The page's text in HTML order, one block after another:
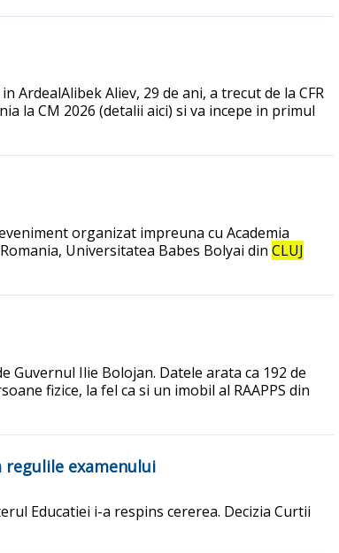
Aliev, 29 de ani, a trecut de la CFR
la CM 2026 (detalii aici) si va incepe in primul
organizat impreuna cu Academia
Universitatea Babes Bolyai din CLUJ
Ilie Bolojan. Datele arata ca 192 de
fizice, la fel ca si un imobil al RAAPPS din
regulile examenului
Educatiei i-a respins cererea. Decizia Curtii